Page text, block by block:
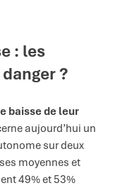
: les
?
baisse de leur
aujourd’hui un
sur deux
moyennes et
49% et 53%